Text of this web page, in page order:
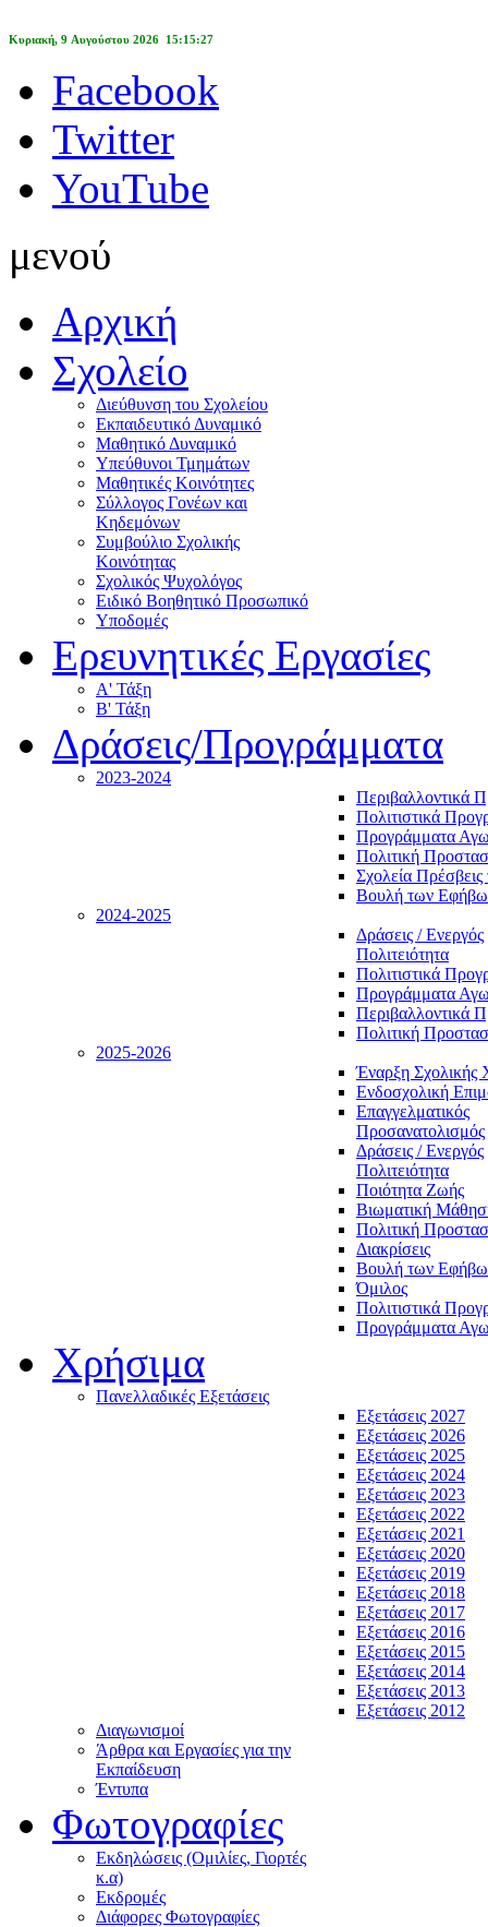
Κυριακή, 9 Αυγούστου 2026 15:15:27
Facebook
Twitter
YouTube
μενού
Αρχική
Σχολείο
Διεύθυνση του Σχολείου
Εκπαιδευτικό Δυναμικό
Μαθητικό Δυναμικό
Υπεύθυνοι Τμημάτων
Μαθητικές Κοινότητες
Σύλλογος Γονέων και
Κηδεμόνων
Συμβούλιο Σχολικής
Κοινότητας
Σχολικός Ψυχολόγος
Ειδικό Βοηθητικό Προσωπικό
Υποδομές
Ερευνητικές Εργασίες
Α' Τάξη
Β' Τάξη
Δράσεις/Προγράμματα
2023-2024
Περιβαλλοντικά
Πολιτιστικά
Προγράμματα
Πολιτική
Σχολεία
Βουλή των
2024-2025
Δράσεις / Ενεργός
Πολιτειότητα
Πολιτιστικά
Προγράμματα
Περιβαλλοντικά
Πολιτική
2025-2026
Έναρξη Σχολικής
Ενδοσχολική
Επαγγελματικός
Προσανατολισμός
Δράσεις / Ενεργός
Πολιτειότητα
Ποιότητα Ζωής
Βιωματική
Πολιτική
Διακρίσεις
Βουλή των
Όμιλος
Πολιτιστικά
Προγράμματα
Χρήσιμα
Πανελλαδικές Εξετάσεις
Εξετάσεις 2027
Εξετάσεις 2026
Εξετάσεις 2025
Εξετάσεις 2024
Εξετάσεις 2023
Εξετάσεις 2022
Εξετάσεις 2021
Εξετάσεις 2020
Εξετάσεις 2019
Εξετάσεις 2018
Εξετάσεις 2017
Εξετάσεις 2016
Εξετάσεις 2015
Εξετάσεις 2014
Εξετάσεις 2013
Εξετάσεις 2012
Διαγωνισμοί
Άρθρα και Εργασίες για την
Εκπαίδευση
Έντυπα
Φωτογραφίες
Εκδηλώσεις (Ομιλίες, Γιορτές
κ.α)
Εκδρομές
Διάφορες Φωτογραφίες